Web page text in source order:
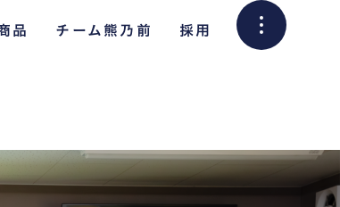
品 チーム熊乃前 採用